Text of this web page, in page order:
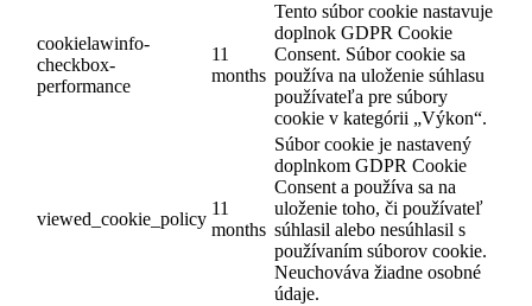
cookielawinfo-
checkbox-
performance
11
months
Tento súbor cookie nastavuje
doplnok GDPR Cookie
Consent. Súbor cookie sa
používa na uloženie súhlasu
používateľa pre súbory
cookie v kategórii „Výkon“.
viewed_cookie_policy
11
months
Súbor cookie je nastavený
doplnkom GDPR Cookie
Consent a používa sa na
uloženie toho, či používateľ
súhlasil alebo nesúhlasil s
používaním súborov cookie.
Neuchováva žiadne osobné
údaje.